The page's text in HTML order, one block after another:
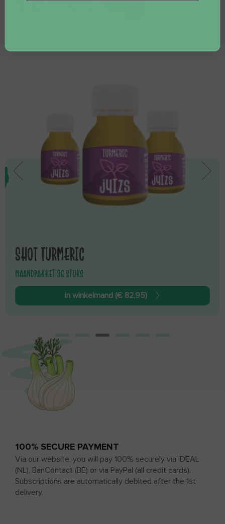
SIMILAR PRODUCTS
SHOT TURMERIC
MAANDPAKKET 36 STUKS
in winkelmand (€ 82,95)
100% SECURE PAYMENT
Via our website, you will pay 100% securely via iDEAL
(NL), BanContact (BE) or via PayPal (all credit cards).
Subscriptions are automatically debited after the 1st
delivery.